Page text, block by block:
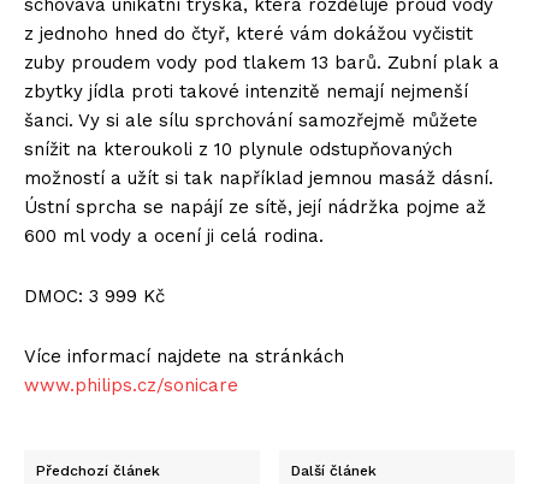
schovává unikátní tryska, která rozděluje proud vody
z jednoho hned do čtyř, které vám dokážou vyčistit
zuby proudem vody pod tlakem 13 barů. Zubní plak a
zbytky jídla proti takové intenzitě nemají nejmenší
šanci. Vy si ale sílu sprchování samozřejmě můžete
snížit na kteroukoli z 10 plynule odstupňovaných
možností a užít si tak například jemnou masáž dásní.
Ústní sprcha se napájí ze sítě, její nádržka pojme až
600 ml vody a ocení ji celá rodina.
DMOC: 3 999 Kč
Více informací najdete na stránkách
www.philips.cz/sonicare
Předchozí článek Další článek